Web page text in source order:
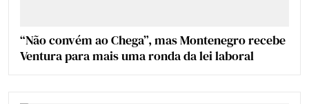
“Não convém ao Chega”, mas Montenegro recebe
Ventura para mais uma ronda da lei laboral